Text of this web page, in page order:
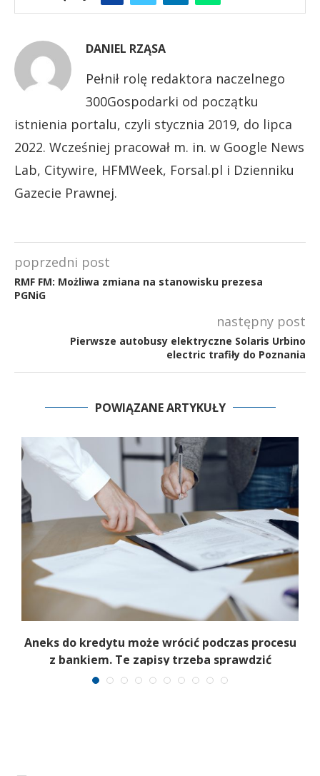
DANIEL RZĄSA
Pełnił rolę redaktora naczelnego
300Gospodarki od początku
istnienia portalu, czyli stycznia 2019, do lipca
2022. Wcześniej pracował m. in. w Google News
Lab, Citywire, HFMWeek, Forsal.pl i Dzienniku
Gazecie Prawnej.
poprzedni post
RMF FM: Możliwa zmiana na stanowisku prezesa
PGNiG
następny post
Pierwsze autobusy elektryczne Solaris Urbino
electric trafiły do Poznania
POWIĄZANE ARTYKUŁY
Aneks do kredytu może wrócić podczas procesu
z bankiem. Te zapisy trzeba sprawdzić